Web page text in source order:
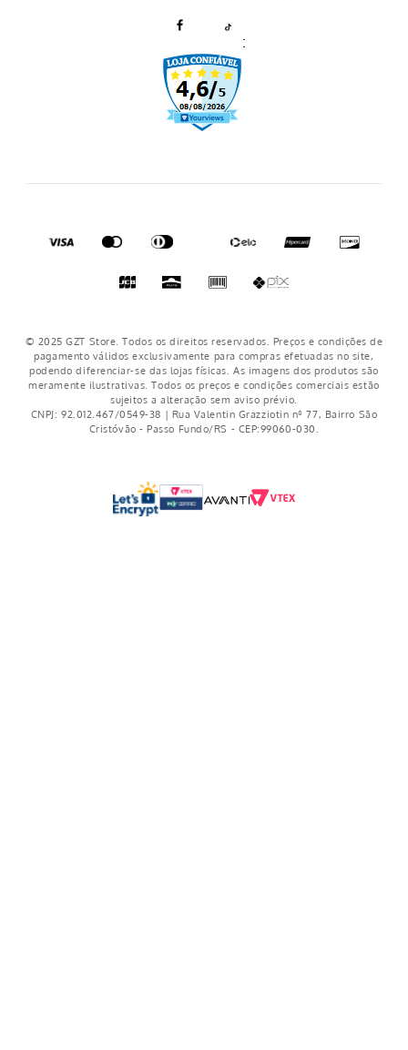
:
© 2025 GZT Store. Todos os direitos reservados. Preços e condições de
pagamento válidos exclusivamente para compras efetuadas no site,
podendo diferenciar-se das lojas físicas. As imagens dos produtos são
meramente ilustrativas. Todos os preços e condições comerciais estão
sujeitos a alteração sem aviso prévio.
CNPJ: 92.012.467/0549-38 | Rua Valentin Grazziotin nº 77, Bairro São
Cristóvão - Passo Fundo/RS - CEP:99060-030.